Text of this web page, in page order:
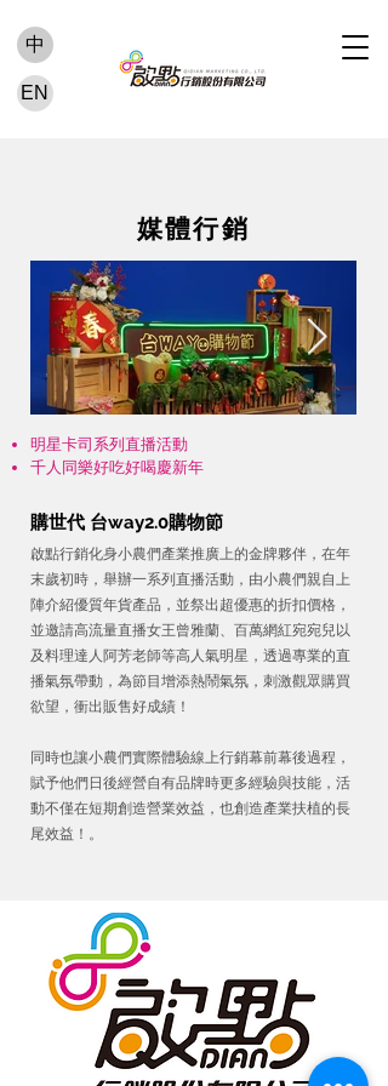
中
EN
媒體行銷
Click here
明星卡司系列直播活動
千人同樂好吃好喝慶新年
購世代 台way2.0購物節
啟點行銷化身小農們產業推廣上的金牌夥伴，在年
末歲初時，舉辦一系列直播活動，由小農們親自上
陣介紹優質年貨產品，並祭出超優惠的折扣價格，
並邀請高流量直播女王曾雅蘭、百萬網紅宛宛兒以
及料理達人阿芳老師等高人氣明星，透過專業的直
播氣氛帶動，為節目增添熱鬧氣氛，刺激觀眾購買
欲望，衝出販售好成績！
同時也讓小農們實際體驗線上行銷幕前幕後過程，
賦予他們日後經營自有品牌時更多經驗與技能，活
動不僅在短期創造營業效益，也創造產業扶植的長
尾效益！。